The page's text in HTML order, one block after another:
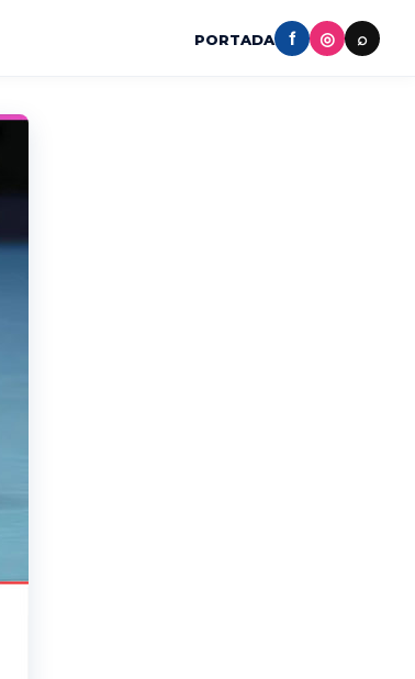
PORTADA f ◎ ⌕